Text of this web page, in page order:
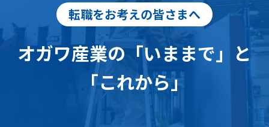
転職をお考えの皆さまへ
オガワ産業の「いままで」と
「これから」